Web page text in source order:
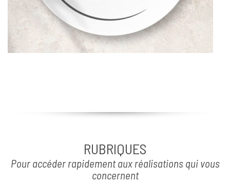
RUBRIQUES
Pour accéder rapidement aux réalisations qui vous
concernent